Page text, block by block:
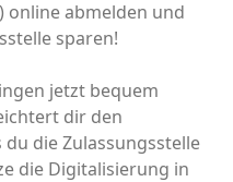
online abmelden und
sparen!
jetzt bequem
dir den
die Zulassungsstelle
die Digitalisierung in